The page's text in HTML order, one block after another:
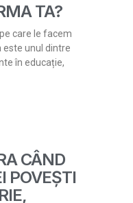
TA?
care le facem
unul dintre
în educație,
CÂND
POVEȘTI